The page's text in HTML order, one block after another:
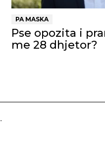
PA MASKA
Pse opozita i
me 28 dhjetor?
.